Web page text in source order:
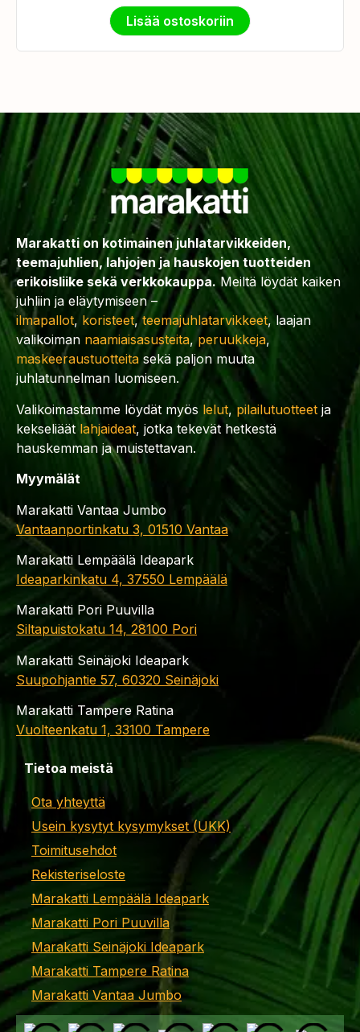
Lisää ostoskoriin
Marakatti on kotimainen juhlatarvikkeiden,
teemajuhlien, lahjojen ja hauskojen tuotteiden
erikoisliike sekä verkkokauppa. Meiltä löydät kaiken
juhliin ja eläytymiseen –
ilmapallot, koristeet,teemajuhlatarvikkeet, laajan
valikoiman naamiaisasusteita,peruukkeja,
maskeeraustuotteitasekä paljon muuta
juhlatunnelman luomiseen.
Valikoimastamme löydät myös lelut, pilailutuotteet ja
kekseliäätlahjaideat, jotka tekevät hetkestä
hauskemman ja muistettavan.
Myymälät
Marakatti Vantaa Jumbo
Vantaanportinkatu 3, 01510 Vantaa
Marakatti Lempäälä Ideapark
Ideaparkinkatu 4, 37550 Lempäälä
Marakatti Pori Puuvilla
Siltapuistokatu 14, 28100 Pori
Marakatti Seinäjoki Ideapark
Suupohjantie 57, 60320 Seinäjoki
Marakatti Tampere Ratina
Vuolteenkatu 1, 33100 Tampere
Tietoa meistä
Ota yhteyttä
Usein kysytyt kysymykset (UKK)
Toimitusehdot
Rekisteriseloste
Marakatti Lempäälä Ideapark
Marakatti Pori Puuvilla
Marakatti Seinäjoki Ideapark
Marakatti Tampere Ratina
Marakatti Vantaa Jumbo